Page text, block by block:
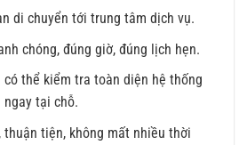
di chuyển tới trung tâm dịch vụ.
chóng, đúng giờ, đúng lịch hẹn.
có thể kiểm tra toàn diện hệ thống
ngay tại chỗ.
thuận tiện, không mất nhiều thời